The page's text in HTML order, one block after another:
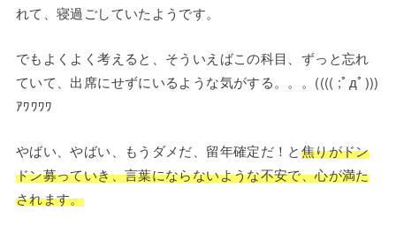
れて、寝過ごしていたようです。
でもよくよく考えると、そういえばこの科目、ずっと忘れ
ていて、出席にせずにいるような気がする。。。(((( ;ﾟдﾟ)))
ｱﾜﾜﾜﾜ
やばい、やばい、もうダメだ、留年確定だ！と焦りがドン
ドン募っていき、言葉にならないような不安で、心が満た
されます。